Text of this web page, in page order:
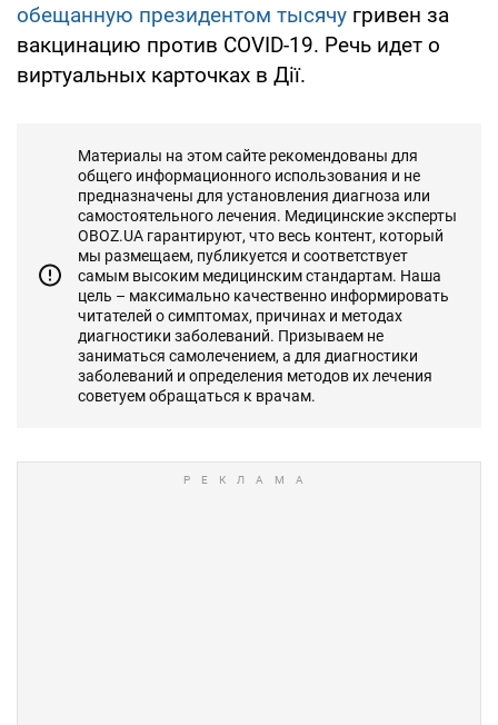
обещанную президентом тысячу гривен за
вакцинацию против COVID-19. Речь идет о
виртуальных карточках в Дії.
Материалы на этом сайте рекомендованы для
общего информационного использования и не
предназначены для установления диагноза или
самостоятельного лечения. Медицинские эксперты
OBOZ.UA гарантируют, что весь контент, который
мы размещаем, публикуется и соответствует
самым высоким медицинским стандартам. Наша
цель – максимально качественно информировать
читателей о симптомах, причинах и методах
диагностики заболеваний. Призываем не
заниматься самолечением, а для диагностики
заболеваний и определения методов их лечения
советуем обращаться к врачам.